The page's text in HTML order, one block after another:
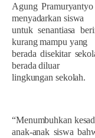
Agung
menyadarkan siswa
untuk senantiasa
kurang mampu yang
berada disekitar
berada diluar
lingkungan sekolah.
“Menumbuhkan
anak-anak siswa